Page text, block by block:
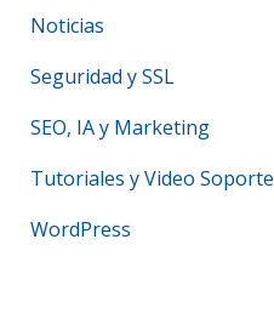
Noticias
Seguridad y SSL
SEO, IA y Marketing
Tutoriales y Video Soporte
WordPress